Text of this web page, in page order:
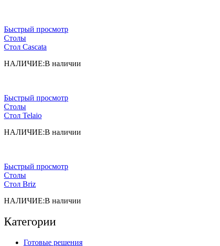
Быстрый просмотр
Столы
Стол Cascata
НАЛИЧИЕ:В наличии
Быстрый просмотр
Столы
Cтол Telaio
НАЛИЧИЕ:В наличии
Быстрый просмотр
Столы
Стол Briz
НАЛИЧИЕ:В наличии
Категории
Готовые решения